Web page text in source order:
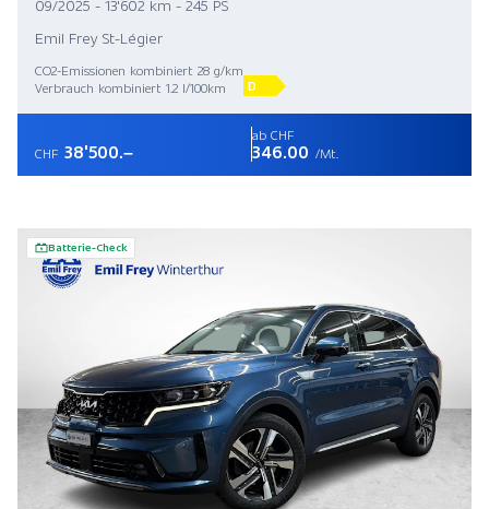
09/2025 - 13'602 km - 245 PS
Emil Frey St-Légier
CO2-Emissionen kombiniert 28 g/km
Verbrauch kombiniert 1.2 l/100km
D
CHF 38'500.–
ab CHF
346.00 /Mt.
Batterie-Check